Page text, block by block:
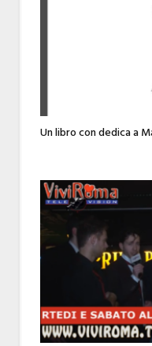
Un libro con dedica a